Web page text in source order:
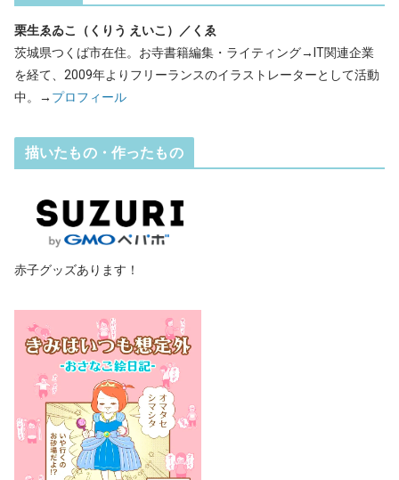
栗生ゑゐこ（くりう えいこ）／くゑ
茨城県つくば市在住。お寺書籍編集・ライティング→IT関連企業
を経て、2009年よりフリーランスのイラストレーターとして活動
中。→ プロフィール
描いたもの・作ったもの
赤子グッズあります！